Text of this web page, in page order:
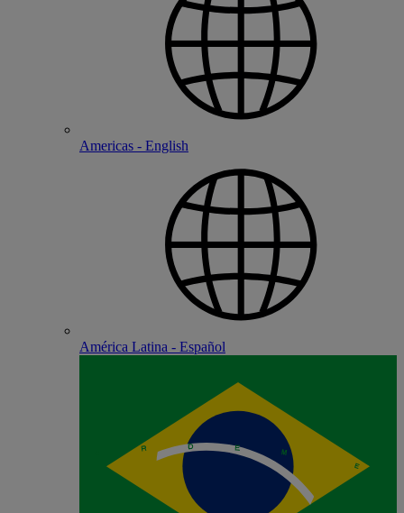
Americas - English
América Latina - Español